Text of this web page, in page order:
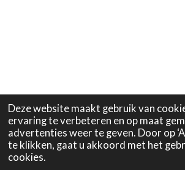
Deze website maakt gebruik van
ervaring te verbeteren en op maat
advertenties weer te geven. Door op
te klikken, gaat u akkoord met het
cookies.